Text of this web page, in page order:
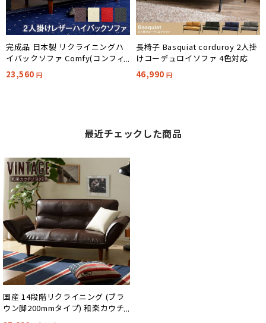
完成品 日本製 リクライニングハ
イバックソファ Comfy(コンフィ)
2人掛け 4色対応
23,560 円
長椅子 Basquiat corduroy 2人掛
けコーデュロイソファ 4色対応
46,990 円
最近チェックした商品
国産 14段階リクライニング (ブラ
ウン脚200mmタイプ) 和楽カウチ